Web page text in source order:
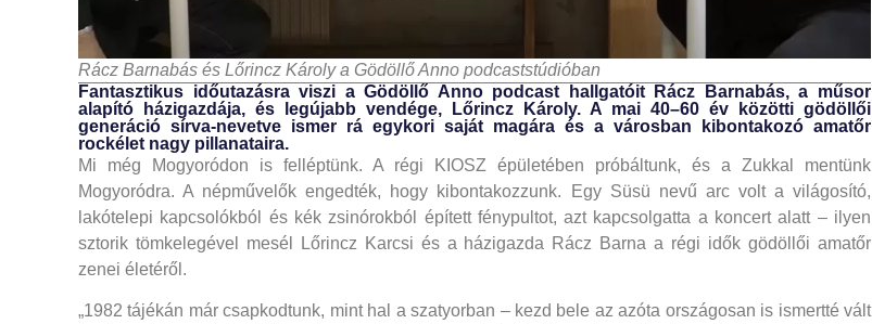
Rácz Barnabás és Lőrincz Károly a Gödöllő Anno podcaststúdióban
Fantasztikus időutazásra viszi a Gödöllő Anno podcast hallga­tóit Rácz Barnabás, a műsor
alapító házigazdája, és legújabb vendége, Lőrincz Károly. A mai 40–60 év közötti gödöllői
generáció sírva-nevetve ismer rá egykori saját magára és a városban kibontakozó amatőr
rockélet nagy pillanataira.
Mi még Mogyoródon is felléptünk. A régi KIOSZ épületében próbáltunk, és a Zukkal mentünk
Mogyoródra. A népművelők engedték, hogy kibontakozzunk. Egy Süsü nevű arc volt a világosító,
lakótelepi kapcsolókból és kék zsinórokból épített fénypultot, azt kapcsolgatta a koncert alatt – ilyen
sztorik tömkelegével mesél Lőrincz Karcsi és a házigazda Rácz Barna a régi idők gödöllői amatőr
zenei életéről.
„1982 tájékán már csapkodtunk, mint hal a szatyorban – kezd bele az azóta országosan is ismertté vált